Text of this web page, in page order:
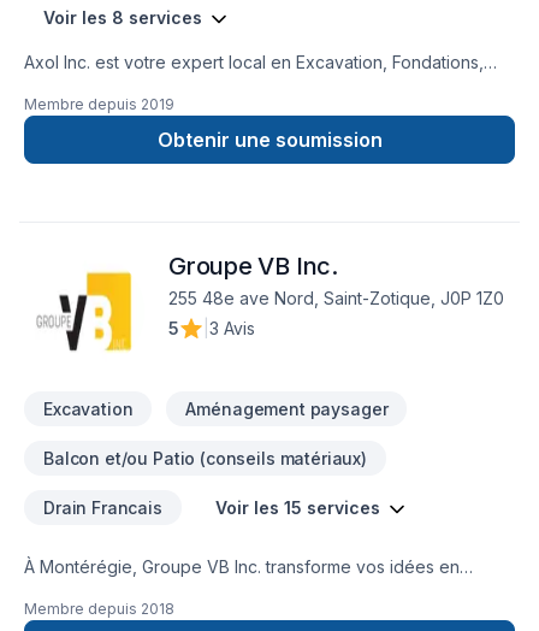
Voir les 8 services
Axol Inc. est votre expert local en Excavation, Fondations,
Ontario,Laurentides,Laval,Montérégie,Montréal,Outaouais,
combinant expérience, innovation et rigueur. Notre équipe
expérimentée vous accompagne à chaque étape, avec des
service d'exception, centré sur vos besoins et vos
aspirations.
Membre depuis 2019
Obtenir une soumission
Groupe VB Inc.
255 48e ave Nord, Saint-Zotique, J0P 1Z0
5
3 Avis
Excavation Aménagement paysager
Balcon et/ou Patio (conseils matériaux)
Drain Francais Voir les 15 services
À Montérégie, Groupe VB Inc. transforme vos idées en
domaine de Drain français, Excavation, Fissures, Fondations,
Membre depuis 2018